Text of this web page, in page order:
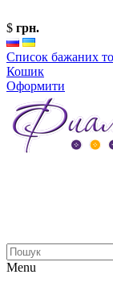
$ грн.
Список бажаних
Кошик
Оформити
Menu